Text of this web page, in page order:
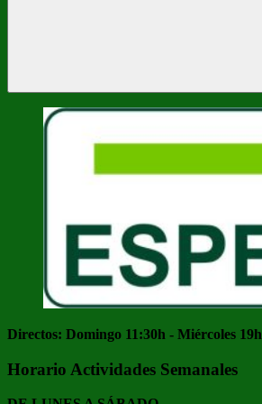
Buscar
Directos: Domingo 11:30h - Miércoles 19h
Horario Actividades Semanales